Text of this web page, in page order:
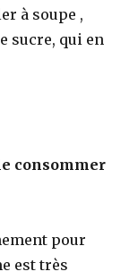
à soupe ,
sucre, qui en
consommer
pour
est très